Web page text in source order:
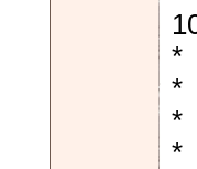
*
*
*
*